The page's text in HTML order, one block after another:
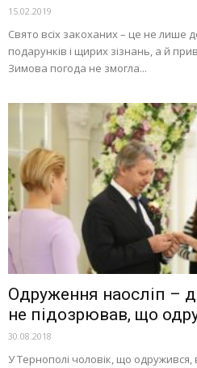
15.02.2019
Свято всіх закоханих – це не лише
подарунків і щирих зізнань, а й
Зимова погода не змогла...
Одруження наосліп –
не підозрював, що
30.08.2018
У Тернополі чоловік, що